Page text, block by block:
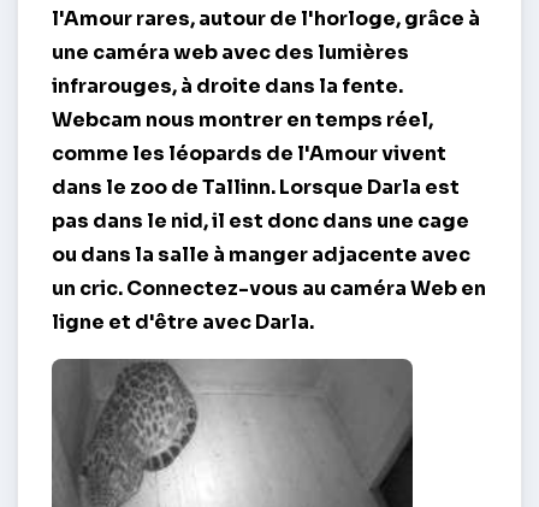
l'Amour rares, autour de l'horloge, grâce à
une caméra web avec des lumières
infrarouges, à droite dans la fente.
Webcam nous montrer en temps réel,
comme les léopards de l'Amour vivent
dans le zoo de Tallinn. Lorsque Darla est
pas dans le nid, il est donc dans une cage
ou dans la salle à manger adjacente avec
un cric. Connectez-vous au caméra Web en
ligne et d'être avec Darla.